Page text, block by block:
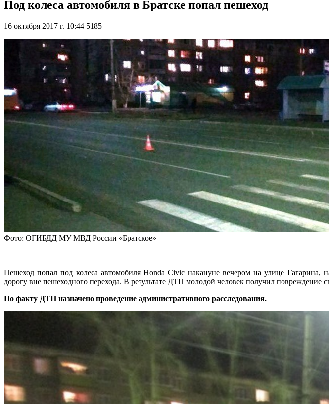
Под колеса автомобиля в Братске попал пешеход
16 октября 2017 г. 10:44 5185
Фото: ОГИБДД МУ МВД России «Братское»
Пешеход попал под колеса автомобиля Honda Civic накануне вечером на улице Гагарина,
дорогу вне пешеходного перехода. В результате ДТП молодой человек получил повреждение
По факту ДТП назначено проведение административного расследования.